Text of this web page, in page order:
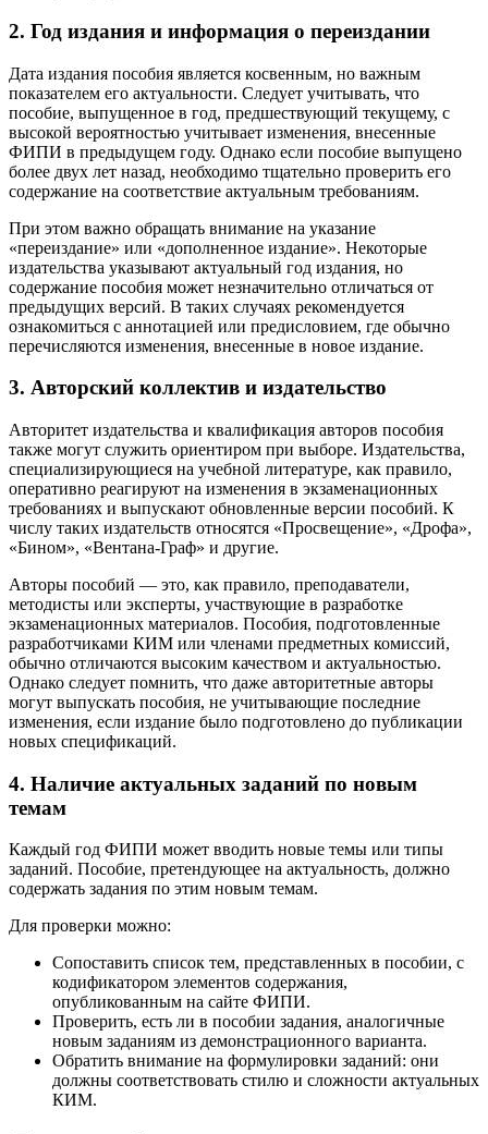
2. Год издания и информация о переиздании
Дата издания пособия является косвенным, но важным
показателем его актуальности. Следует учитывать, что
пособие, выпущенное в год, предшествующий текущему, с
высокой вероятностью учитывает изменения, внесенные
ФИПИ в предыдущем году. Однако если пособие выпущено
более двух лет назад, необходимо тщательно проверить его
содержание на соответствие актуальным требованиям.
При этом важно обращать внимание на указание
«переиздание» или «дополненное издание». Некоторые
издательства указывают актуальный год издания, но
содержание пособия может незначительно отличаться от
предыдущих версий. В таких случаях рекомендуется
ознакомиться с аннотацией или предисловием, где обычно
перечисляются изменения, внесенные в новое издание.
3. Авторский коллектив и издательство
Авторитет издательства и квалификация авторов пособия
также могут служить ориентиром при выборе. Издательства,
специализирующиеся на учебной литературе, как правило,
оперативно реагируют на изменения в экзаменационных
требованиях и выпускают обновленные версии пособий. К
числу таких издательств относятся «Просвещение», «Дрофа»,
«Бином», «Вентана-Граф» и другие.
Авторы пособий — это, как правило, преподаватели,
методисты или эксперты, участвующие в разработке
экзаменационных материалов. Пособия, подготовленные
разработчиками КИМ или членами предметных комиссий,
обычно отличаются высоким качеством и актуальностью.
Однако следует помнить, что даже авторитетные авторы
могут выпускать пособия, не учитывающие последние
изменения, если издание было подготовлено до публикации
новых спецификаций.
4. Наличие актуальных заданий по новым
темам
Каждый год ФИПИ может вводить новые темы или типы
заданий. Пособие, претендующее на актуальность, должно
содержать задания по этим новым темам.
Для проверки можно:
Сопоставить список тем, представленных в пособии, с
кодификатором элементов содержания,
опубликованным на сайте ФИПИ.
Проверить, есть ли в пособии задания, аналогичные
новым заданиям из демонстрационного варианта.
Обратить внимание на формулировки заданий: они
должны соответствовать стилю и сложности актуальных
КИМ.